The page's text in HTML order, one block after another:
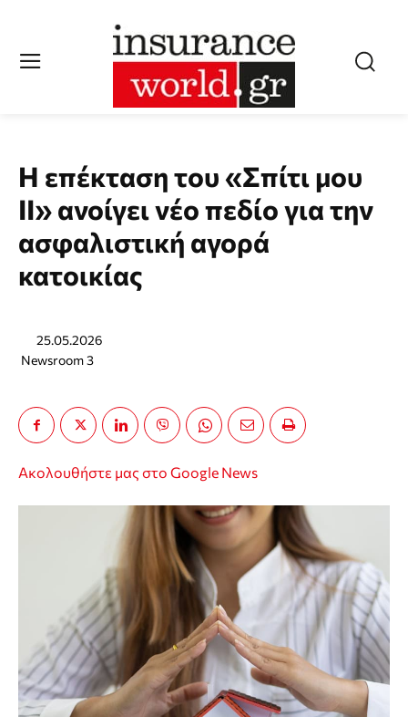
Η επέκταση του «Σπίτι μου
ΙΙ» ανοίγει νέο πεδίο για την
ασφαλιστική αγορά
κατοικίας
25.05.2026
Newsroom 3
Ακολουθήστε μας στο Google News